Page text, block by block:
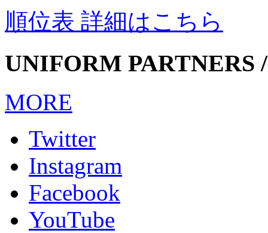
順位表 詳細はこちら
UNIFORM PARTNERS
MORE
Twitter
Instagram
Facebook
YouTube